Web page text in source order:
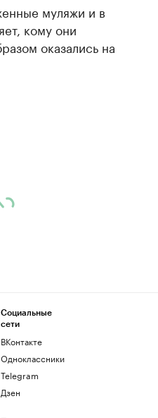
муляжи и в
кому они
оказались на
Социальные
сети
ВКонтакте
Одноклассники
Telegram
Дзен